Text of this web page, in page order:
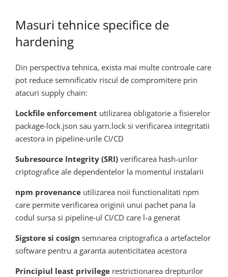
Masuri tehnice specifice de
hardening
Din perspectiva tehnica, exista mai multe controale care
pot reduce semnificativ riscul de compromitere prin
atacuri supply chain:
Lockfile enforcement utilizarea obligatorie a fisierelor
package-lock.json sau yarn.lock si verificarea integritatii
acestora in pipeline-urile CI/CD
Subresource Integrity (SRI) verificarea hash-urilor
criptografice ale dependentelor la momentul instalarii
npm provenance utilizarea noii functionalitati npm
care permite verificarea originii unui pachet pana la
codul sursa si pipeline-ul CI/CD care l-a generat
Sigstore si cosign semnarea criptografica a artefactelor
software pentru a garanta autenticitatea acestora
Principiul least privilege restrictionarea drepturilor